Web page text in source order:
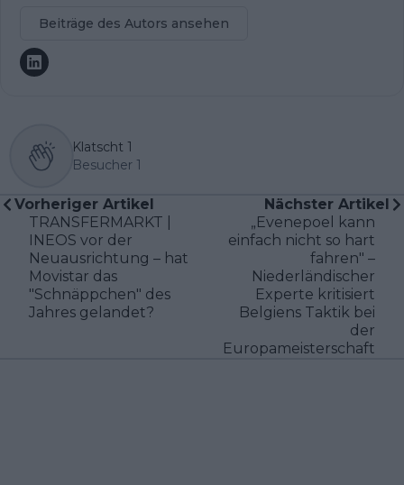
Beiträge des Autors ansehen
Klatscht 1
Besucher 1
Vorheriger Artikel
TRANSFERMARKT |
INEOS vor der
Neuausrichtung – hat
Movistar das
"Schnäppchen" des
Jahres gelandet?
Nächster Artikel
„Evenepoel kann
einfach nicht so hart
fahren" –
Niederländischer
Experte kritisiert
Belgiens Taktik bei
der
Europameisterschaft